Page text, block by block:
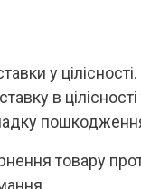
у
в
товару